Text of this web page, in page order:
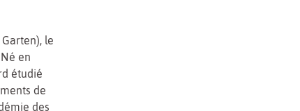
le
en
étudié
de
des